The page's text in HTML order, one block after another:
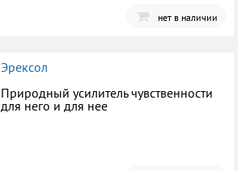
нет в наличии
Эрексол
Природный усилитель чувственности
для него и для нее